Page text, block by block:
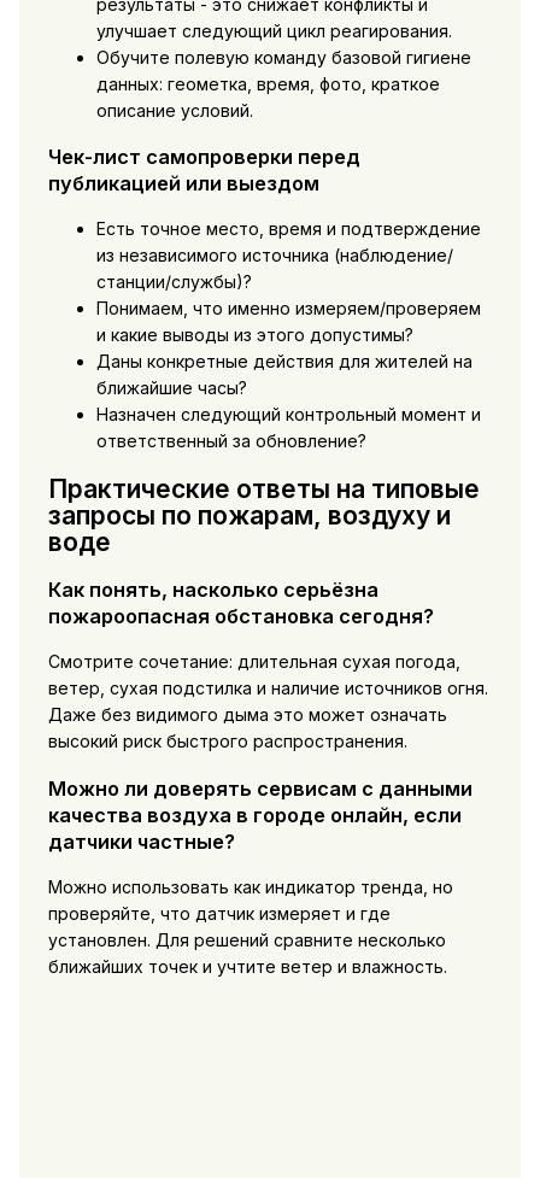
улучшает следующий цикл реагирования.
Обучите полевую команду базовой гигиене
данных: геометка, время, фото, краткое
описание условий.
Чек-лист самопроверки перед
публикацией или выездом
Есть точное место, время и подтверждение
из независимого источника (наблюдение/
станции/службы)?
Понимаем, что именно измеряем/проверяем
и какие выводы из этого допустимы?
Даны конкретные действия для жителей на
ближайшие часы?
Назначен следующий контрольный момент и
ответственный за обновление?
Практические ответы на типовые
запросы по пожарам, воздуху и
воде
Как понять, насколько серьёзна
пожароопасная обстановка сегодня?
Смотрите сочетание: длительная сухая погода,
ветер, сухая подстилка и наличие источников огня.
Даже без видимого дыма это может означать
высокий риск быстрого распространения.
Можно ли доверять сервисам с данными
качества воздуха в городе онлайн, если
датчики частные?
Можно использовать как индикатор тренда, но
проверяйте, что датчик измеряет и где
установлен. Для решений сравните несколько
ближайших точек и учтите ветер и влажность.